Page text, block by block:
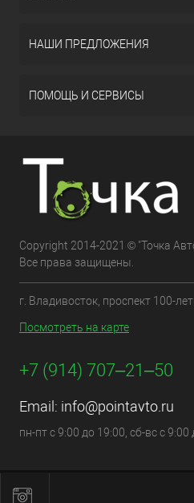
НАШИ ПРЕДЛОЖЕНИЯ
ПОМОЩЬ И СЕРВИСЫ
Copyright 2014-2021 © "Точка
Все права защищены.
г. Владивосток, проспект 100-
Посмотреть на карте
+7 (914) 707‒21‒50
Email: info@pointavto.ru
пн-пт с 9:00 до 19:00, сб-вс с 9:00